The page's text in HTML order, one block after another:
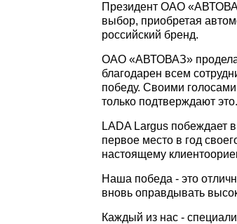
Президент ОАО
выбор, приобретая
российский бренд.
ОАО «АВТОВАЗ»
благодарен всем
победу. Своими
только подтверждают это.
LADA Largus побеждает
первое место в год
настоящему
Наша победа - это
вновь оправдывать
Каждый из нас -